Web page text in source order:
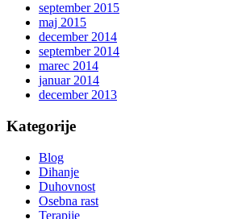
september 2015
maj 2015
december 2014
september 2014
marec 2014
januar 2014
december 2013
Kategorije
Blog
Dihanje
Duhovnost
Osebna rast
Terapije